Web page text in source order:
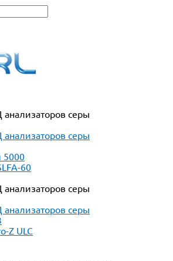
серы
серы
5000
60
серы
серы
Z ULC